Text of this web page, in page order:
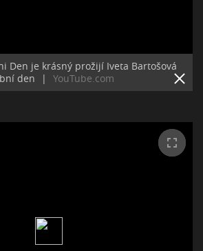
Den je krásný prožijí Iveta Bartošová
den
| YouTube.com